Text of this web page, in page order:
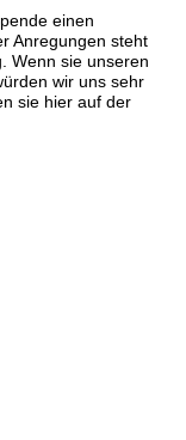
einen
Anregungen steht
Wenn sie unseren
wir uns sehr
sie hier auf der